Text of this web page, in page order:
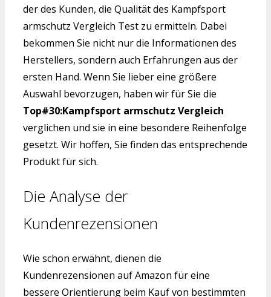
der des Kunden, die Qualität des Kampfsport
armschutz Vergleich Test zu ermitteln. Dabei
bekommen Sie nicht nur die Informationen des
Herstellers, sondern auch Erfahrungen aus der
ersten Hand. Wenn Sie lieber eine größere
Auswahl bevorzugen, haben wir für Sie die
Top#30:Kampfsport armschutz Vergleich
verglichen und sie in eine besondere Reihenfolge
gesetzt. Wir hoffen, Sie finden das entsprechende
Produkt für sich.
Die Analyse der
Kundenrezensionen
Wie schon erwähnt, dienen die
Kundenrezensionen auf Amazon für eine
bessere Orientierung beim Kauf von bestimmten